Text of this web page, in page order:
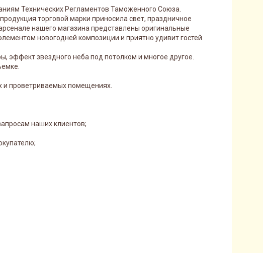
Технических Регламентов Таможенного Союза.
торговой марки приносила свет, праздничное
нашего магазина представлены оригинальные
новогодней композиции и приятно удивит гостей.
звездного неба под потолком и многое другое.
и проветриваемых помещениях.
наших клиентов;